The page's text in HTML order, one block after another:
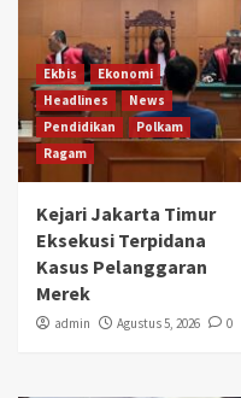
Ekbis
Ekonomi
Headlines
News
Pendidikan
Polkam
Ragam
Kejari Jakarta Timur
Eksekusi Terpidana
Kasus Pelanggaran
Merek
admin Agustus 5, 2026 0